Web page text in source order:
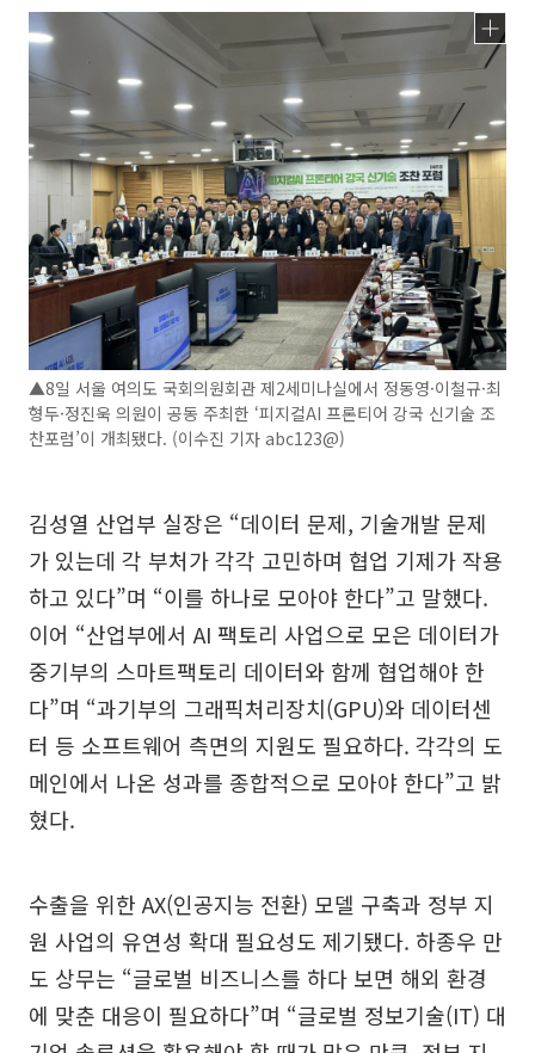
▲8일 서울 여의도 국회의원회관 제2세미나실에서 정동영·이철규·최
형두·정진욱 의원이 공동 주최한 ‘피지컬AI 프론티어 강국 신기술 조
찬포럼’이 개최됐다. (이수진 기자 abc123@)
김성열 산업부 실장은 “데이터 문제, 기술개발 문제
가 있는데 각 부처가 각각 고민하며 협업 기제가 작용
하고 있다”며 “이를 하나로 모아야 한다”고 말했다.
이어 “산업부에서 AI 팩토리 사업으로 모은 데이터가
중기부의 스마트팩토리 데이터와 함께 협업해야 한
다”며 “과기부의 그래픽처리장치(GPU)와 데이터센
터 등 소프트웨어 측면의 지원도 필요하다. 각각의 도
메인에서 나온 성과를 종합적으로 모아야 한다”고 밝
혔다.
수출을 위한 AX(인공지능 전환) 모델 구축과 정부 지
원 사업의 유연성 확대 필요성도 제기됐다. 하종우 만
도 상무는 “글로벌 비즈니스를 하다 보면 해외 환경
에 맞춘 대응이 필요하다”며 “글로벌 정보기술(IT) 대